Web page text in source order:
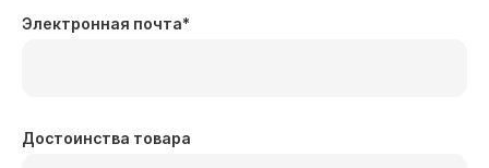
Электронная почта*
Достоинства товара